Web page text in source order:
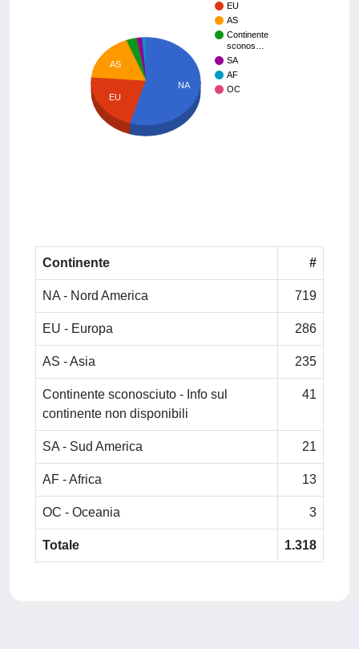
EU
AS
Continente
sconos…
SA
AF
OC
AS
EU
NA
Continente #
NA - Nord America 719
EU - Europa 286
AS - Asia 235
Continente sconosciuto - Info sul
continente non disponibili
41
SA - Sud America 21
AF - Africa 13
OC - Oceania 3
Totale 1.318